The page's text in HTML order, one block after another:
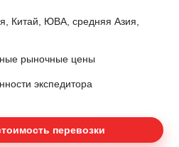
Китай, ЮВА, средняя Азия,
рыночные цены
экспедитора
перевозки